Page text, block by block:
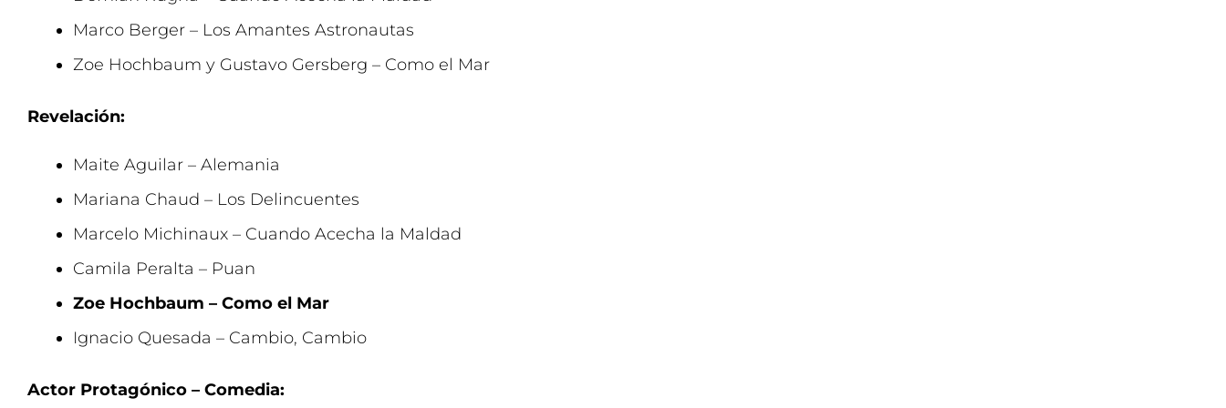
Marco Berger – Los Amantes Astronautas
Zoe Hochbaum y Gustavo Gersberg – Como el Mar
Revelación:
Maite Aguilar – Alemania
Mariana Chaud – Los Delincuentes
Marcelo Michinaux – Cuando Acecha la Maldad
Camila Peralta – Puan
Zoe Hochbaum – Como el Mar
Ignacio Quesada – Cambio, Cambio
Actor Protagónico – Comedia: